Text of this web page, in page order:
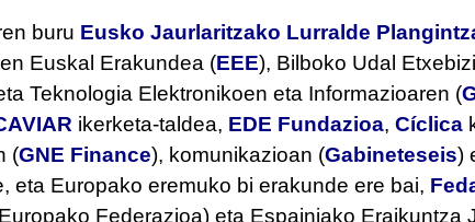
buru Eusko Jaurlaritzako Lurralde
Euskal Erakundea (EEE), Bilboko Udal
Teknologia Elektronikoen eta Informazioaren (
ikerketa-taldea, EDE Fundazioa, Cíclica
(GNE Finance), komunikazioan (Gabineteseis)
eta Europako eremuko bi erakunde ere bai,
Federazioa) eta Espainiako Eraikuntza